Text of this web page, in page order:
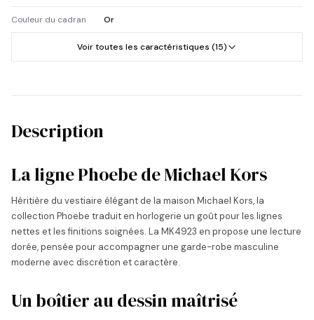
Couleur du cadran Or
Voir toutes les caractéristiques (15)
Description
La ligne Phoebe de Michael Kors
Héritière du vestiaire élégant de la maison Michael Kors, la
collection Phoebe traduit en horlogerie un goût pour les lignes
nettes et les finitions soignées. La MK4923 en propose une lecture
dorée, pensée pour accompagner une garde-robe masculine
moderne avec discrétion et caractère.
Un boîtier au dessin maîtrisé